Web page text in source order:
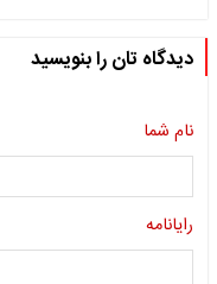
دیدگاه تان را بنویسید
نام شما
رایانامه